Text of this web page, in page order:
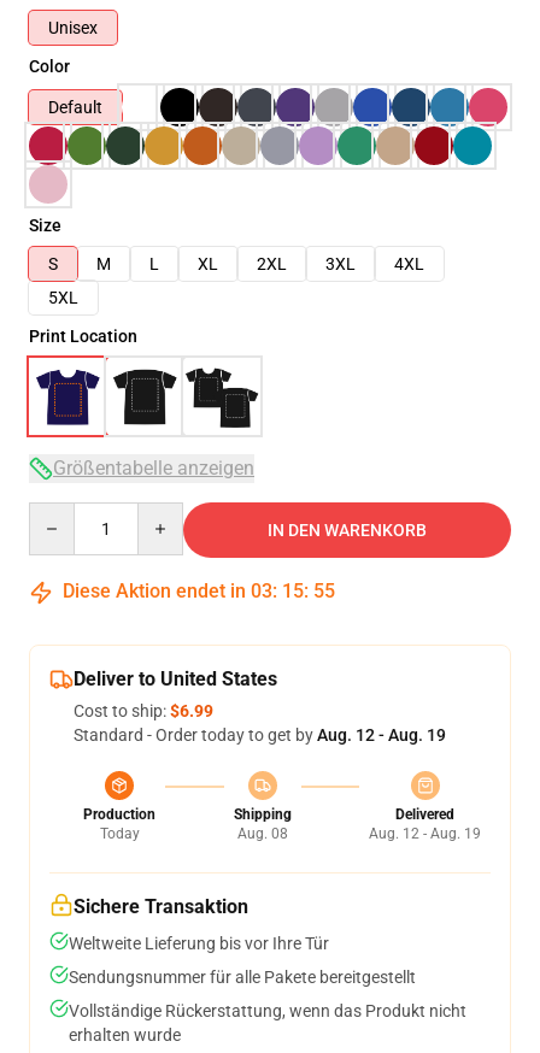
Unisex
Color
Default
Size
S
M L XL 2XL 3XL
4XL
5XL
Print Location
Größentabelle anzeigen
IN DEN WARENKORB
Diese Aktion endet in 03: 15: 54
Deliver to United States
Cost to ship:$6.99
Standard - Order today to get byAug. 12 - Aug. 19
Production
Today
Shipping
Aug. 08
Delivered
Aug. 12 - Aug. 19
Sichere Transaktion
Weltweite Lieferung bis vor Ihre Tür
Sendungsnummer für alle Pakete bereitgestellt
Vollständige Rückerstattung, wenn das Produkt nicht
erhalten wurde